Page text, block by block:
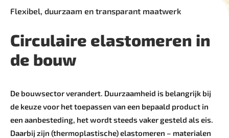
Flexibel, duurzaam en transparant maatwerk
Circulaire elastomeren in
de bouw
De bouwsector verandert. Duurzaamheid is belangrijk bij
de keuze voor het toepassen van een bepaald ­product in
een aanbesteding, het wordt steeds vaker gesteld als eis.
Daarbij zijn (thermoplastische) elastomeren – ­materialen